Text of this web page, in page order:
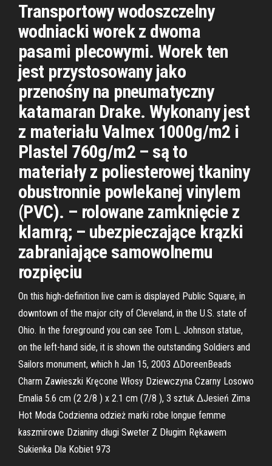
Transportowy wodoszczelny
wodniacki worek z dwoma
pasami plecowymi. Worek ten
jest przystosowany jako
przenośny na pneumatyczny
katamaran Drake. Wykonany jest
z materiału Valmex 1000g/m2 i
Plastel 760g/m2 – są to
materiały z poliesterowej tkaniny
obustronnie powlekanej vinylem
(PVC). – rolowane zamknięcie z
klamrą; – ubezpieczające krązki
zabraniające samowolnemu
rozpięciu
On this high-definition live cam is displayed Public Square, in
downtown of the major city of Cleveland, in the U.S. state of
Ohio. In the foreground you can see Tom L. Johnson statue,
on the left-hand side, it is shown the outstanding Soldiers and
Sailors monument, which h Jan 15, 2003 ᐃDoreenBeads
Charm Zawieszki Kręcone Włosy Dziewczyna Czarny Losowo
Emalia 5.6 cm (2 2/8 ) x 2.1 cm (7/8 ), 3 sztuk ᐃJesień Zima
Hot Moda Codzienna odzież marki robe longue femme
kaszmirowe Dzianiny długi Sweter Z Długim Rękawem
Sukienka Dla Kobiet 973